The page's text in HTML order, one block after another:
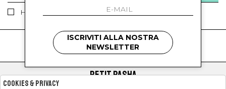
Ho letto ed accettato le condizioni sulla privacy.
kids
PETIT PASHA
ISCRIVITI ALLA NOSTRA
NEWSLETTER
Cookies & Privacy